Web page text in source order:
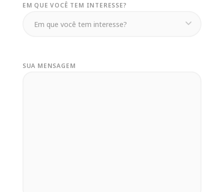
EM QUE VOCÊ TEM INTERESSE?
SUA MENSAGEM